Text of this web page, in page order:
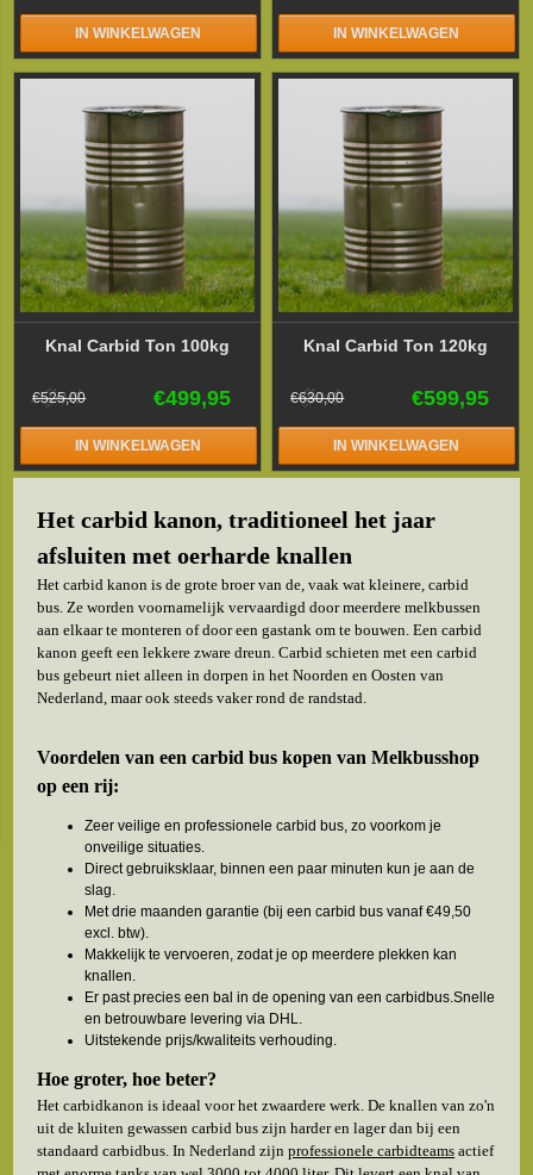
IN WINKELWAGEN IN WINKELWAGEN
Knal Carbid Ton 100kg
€499,95
€525,00
IN WINKELWAGEN
Knal Carbid Ton 120kg
€599,95
€630,00
IN WINKELWAGEN
Het carbid kanon, traditioneel het jaar
afsluiten met oerharde knallen
Het carbid kanon is de grote broer van de, vaak wat kleinere, carbid
bus. Ze worden voornamelijk vervaardigd door meerdere melkbussen
aan elkaar te monteren of door een gastank om te bouwen. Een carbid
kanon geeft een lekkere zware dreun. Carbid schieten met een carbid
bus gebeurt niet alleen in dorpen in het Noorden en Oosten van
Nederland, maar ook steeds vaker rond de randstad.
Voordelen van een carbid bus kopen van Melkbusshop
op een rij:
Zeer veilige en professionele carbid bus, zo voorkom je
onveilige situaties.
Direct gebruiksklaar, binnen een paar minuten kun je aan de
slag.
Met drie maanden garantie (bij een carbid bus vanaf €49,50
excl. btw).
Makkelijk te vervoeren, zodat je op meerdere plekken kan
knallen.
Er past precies een bal in de opening van een carbidbus.Snelle
en betrouwbare levering via DHL.
Uitstekende prijs/kwaliteits verhouding.
Hoe groter, hoe beter?
Het carbidkanon is ideaal voor het zwaardere werk. De knallen van zo'n
uit de kluiten gewassen carbid bus zijn harder en lager dan bij een
standaard carbidbus. In Nederland zijnprofessionele carbidteams actief